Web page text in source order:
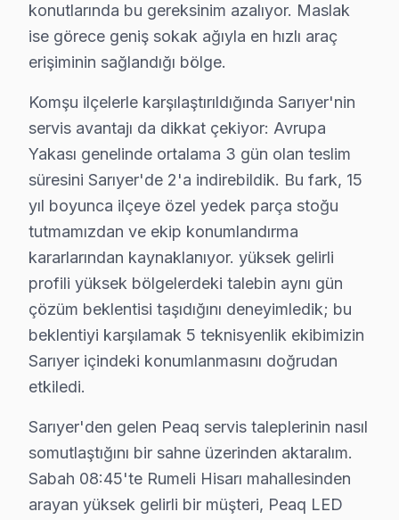
Huzur'da Peaq TV Servisi
Huzur Mahallesi, Sarıyer’in gelişen bölgelerinden
İstinye'de Peaq TV Servisi
İstinye, Sarıyer’in gözde bölgelerinden biri olarak,
Kazım Karabekir Paşa'da Peaq TV Servisi
Kazım Karabekir Paşa Mahallesi, Sarıyer’in hızlı
Kısırkaya'da Peaq TV Servisi
Kısırkaya, Sarıyer’in sakin ve doğal bir yapıya
Kireçburnu'da Peaq TV Servisi
Kireçburnu, Sarıyer’in deniz kıyısında
Kilyos'ta Peaq TV Servisi
Kilyos, Sarıyer’in doğal güzellikleri ile dolu bir
Kocataş'ta Peaq TV Servisi
Kocataş Mahallesi, Sarıyer’in büyüleyici coğrafyası
konutlarında bu gereksinim azalıyor. Maslak
ise görece geniş sokak ağıyla en hızlı araç
erişiminin sağlandığı bölge.
Komşu ilçelerle karşılaştırıldığında Sarıyer'nin
servis avantajı da dikkat çekiyor: Avrupa
Yakası genelinde ortalama 3 gün olan teslim
süresini Sarıyer'de 2'a indirebildik. Bu fark, 15
yıl boyunca ilçeye özel yedek parça stoğu
tutmamızdan ve ekip konumlandırma
kararlarından kaynaklanıyor. yüksek gelirli
profili yüksek bölgelerdeki talebin aynı gün
çözüm beklentisi taşıdığını deneyimledik; bu
beklentiyi karşılamak 5 teknisyenlik ekibimizin
Sarıyer içindeki konumlanmasını doğrudan
etkiledi.
Sarıyer'den gelen Peaq servis taleplerinin nasıl
somutlaştığını bir sahne üzerinden aktaralım.
Sabah 08:45'te Rumeli Hisarı mahallesinden
arayan yüksek gelirli bir müşteri, Peaq LED